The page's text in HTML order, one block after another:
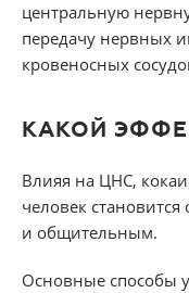
центральную
передачу нервных
кровеносных
КАКОЙ
Влияя на ЦНС,
человек
и общительным.
Основные способы